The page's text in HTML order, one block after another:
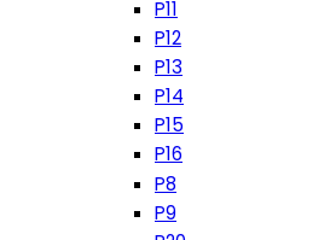
P11
P12
P13
P14
P15
P16
P8
P9